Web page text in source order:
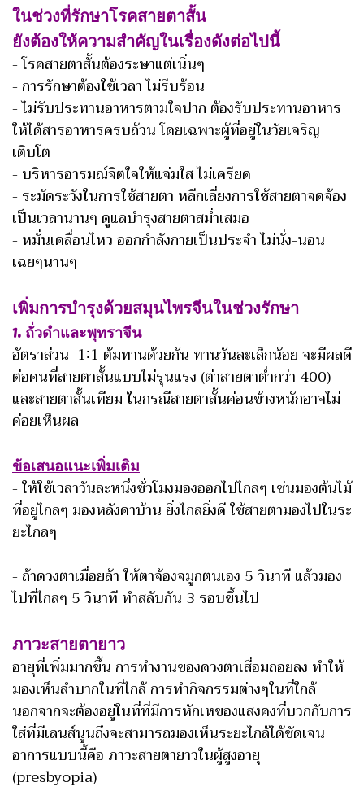
ในช่วงที่รักษาโรคสายตาสั้น
ยังต้องให้ความสำคัญในเรื่องดังต่อไปนี้
- โรคสายตาสั้นต้องระษาแต่เนิ่นๆ
- การรักษาต้องใช้เวลา ไม่รีบร้อน
- ไม่รับประทานอาหารตามใจปาก ต้องรับประทานอาหาร
ให้ได้สารอาหารครบถ้วน โดยเฉพาะผู้ที่อยู่ในวัยเจริญ
เติบโต
- บริหารอารมณ์จิตใจให้แจ่มใส ไม่เครียด
- ระมัดระวังในการใช้สายตา หลีกเลี่ยงการใช้สายตาจดจ้อง
เป็นเวลานานๆ ดูแลบำรุงสายตาสม่ำเสมอ
- หมั่นเคลื่อนไหว ออกกำลังกายเป็นประจำ ไม่นั่ง-นอน
เฉยๆนานๆ
เพิ่มการบำรุงด้วยสมุนไพรจีนในช่วงรักษา
1. ถั่วดำและพุทราจีน
อัตราส่วน 1∶1 ต้มทานด้วยกัน ทานวันละเล็กน้อย จะมีผลดี
ต่อคนที่สายตาสั้นแบบไม่รุนแรง (ต่าสายตาต่ำกว่า 400)
และสายตาสั้นเทียม ในกรณีสายตาสั้นค่อนข้างหนักอาจไม่
ค่อยเห็นผล
ข้อเสนอแนะเพิ่มเติม
- ให้ใช้เวลาวันละหนึ่งชั่วโมงมองออกไปไกลๆ เช่นมองต้นไม้
ที่อยู่ไกลๆ มองหลังคาบ้าน ยิ่งไกลยิ่งดี ใช้สายตามองไปในระ
ยะไกลๆ
- ถ้าดวงตาเมื่อยล้า ให้ตาจ้องจมูกตนเอง 5 วินาที แล้วมอง
ไปที่ไกลๆ 5 วินาที ทำสลับกัน 3 รอบขึ้นไป
ภาวะสายตายาว
อายุที่เพิ่มมากขึ้น การทำงานของดวงตาเสื่อมถอยลง ทำให้
มองเห็นลำบากในที่ไกล้ การทำกิจกรรมต่างๆในที่ใกล้
นอกจากจะต้องอยู่ในที่ที่มีการหักเหของแสงคงที่บวกกับการ
ใส่ที่มีเลนส์นูนถึงจะสามารถมองเห็นระยะไกล้ได้ชัดเจน
อาการแบบนี้คือ ภาวะสายตายาวในผู้สูงอายุ
(presbyopia)